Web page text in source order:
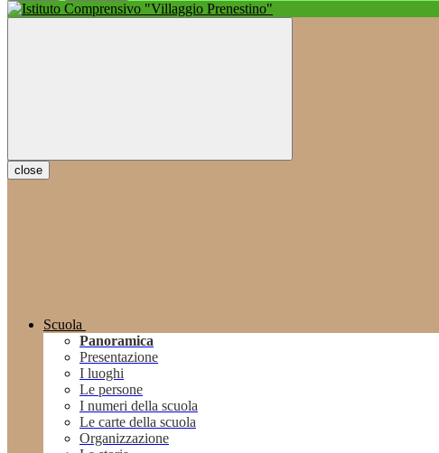
close
Scuola
Panoramica
Presentazione
I luoghi
Le persone
I numeri della scuola
Le carte della scuola
Organizzazione